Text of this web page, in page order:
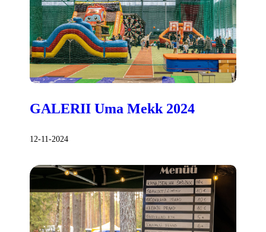
GALERII Uma Mekk 2024
12-11-2024